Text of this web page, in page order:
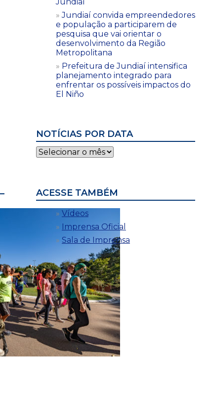
Jundiaí convida empreendedores
e população a participarem de
pesquisa que vai orientar o
desenvolvimento da Região
Metropolitana
Prefeitura de Jundiaí intensifica
planejamento integrado para
enfrentar os possíveis impactos do
El Niño
NOTÍCIAS POR DATA
Notícias
por
ACESSE TAMBÉM
Vídeos
Imprensa Oficial
Sala de Imprensa